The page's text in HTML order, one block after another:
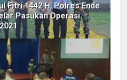
Fitri 1442 H, Polres Ende
Pasukan Operasi